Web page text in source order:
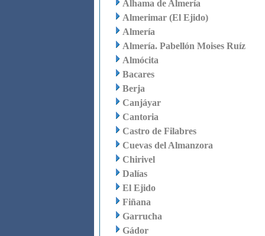
Alhama de Almería
Almerimar (El Ejido)
Almería
Almería. Pabellón Moises Ruíz
Almócita
Bacares
Berja
Canjáyar
Cantoria
Castro de Filabres
Cuevas del Almanzora
Chirivel
Dalías
El Ejido
Fiñana
Garrucha
Gádor